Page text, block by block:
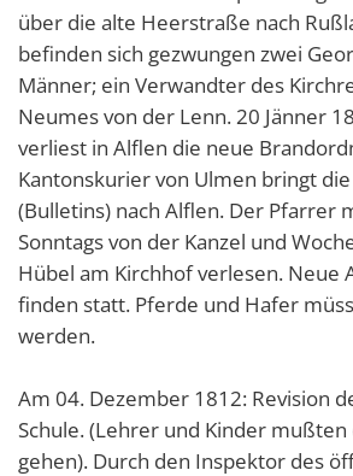
über die alte Heerstraße nach
befinden sich gezwungen zwei
Männer; ein Verwandter des
Neumes von der Lenn. 20 Jänner
verliest in Alflen die neue
Kantonskurier von Ulmen bringt
(Bulletins) nach Alflen. Der Pfarrer
Sonntags von der Kanzel und
Hübel am Kirchhof verlesen. Neue
finden statt. Pferde und Hafer
werden.
Am 04. Dezember 1812: Revision
Schule. (Lehrer und Kinder mußten
gehen). Durch den Inspektor des